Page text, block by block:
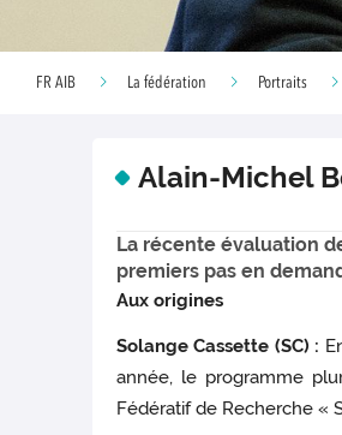
FR AIB La fédération Portraits
Alain-Michel
La récente évaluation
premiers pas en
Aux origines
Solange Cassette (SC) :
année, le programme
Fédératif de Recherche «